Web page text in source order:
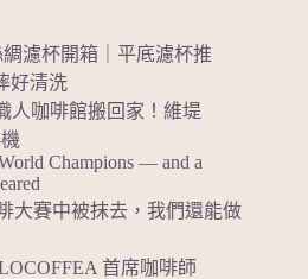
綢濾杯開箱｜平底濾杯推
好清洗
人咖啡館搬回家！維堤
Champions — and a
大賽中被抹去，我們還能做
首席咖啡師